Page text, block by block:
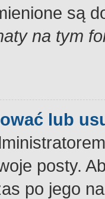
są
na tym
lub
posty.
po jego